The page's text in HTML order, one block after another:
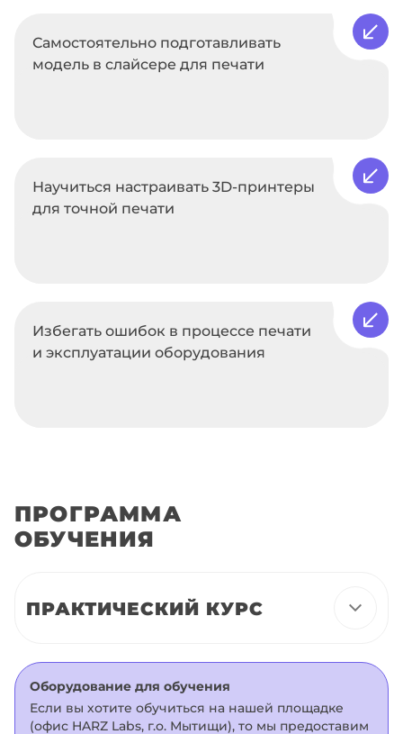
Самостоятельно подготавливать
модель в слайсере для печати
Научиться настраивать 3D-принтеры
для точной печати
Избегать ошибок в процессе печати
и эксплуатации оборудования
ПРОГРАММА
ОБУЧЕНИЯ
ПРАКТИЧЕСКИЙ КУРС
Оборудование для обучения
Если вы хотите обучиться на нашей площадке
(офис HARZ Labs, г.о. Мытищи), то мы предоставим